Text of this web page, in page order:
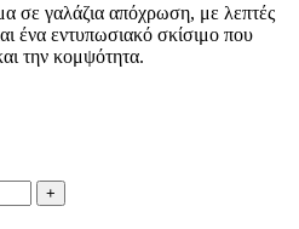
σε γαλάζια απόχρωση, με λεπτές
ένα εντυπωσιακό σκίσιμο που
την κομψότητα.
+